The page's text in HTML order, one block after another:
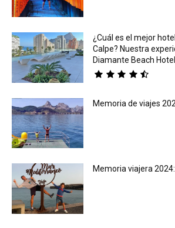
¿Cuál es el mejor
Calpe? Nuestra
Diamante Beach
Memoria de viajes
Memoria viajera